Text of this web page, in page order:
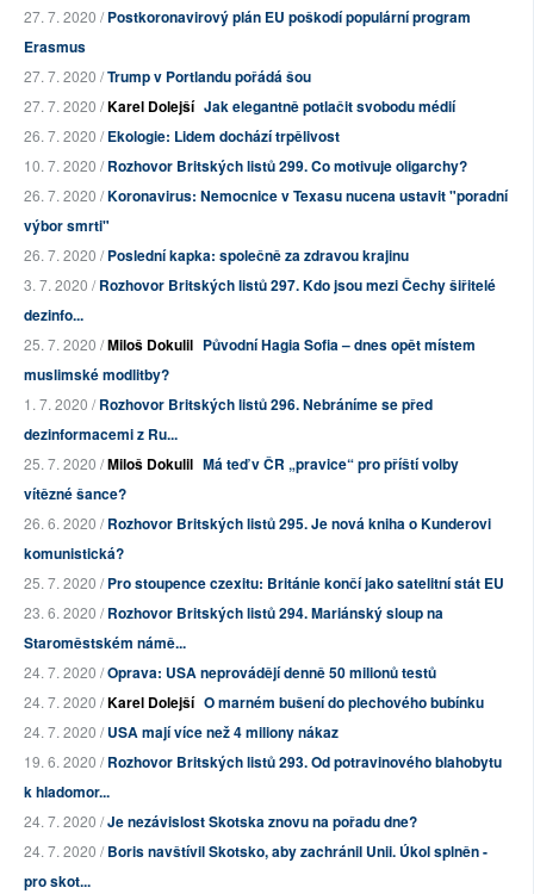
27. 7. 2020 /Postkoronavirový plán EU poškodí populární program
Erasmus
27. 7. 2020 /Trump v Portlandu pořádá šou
27. 7. 2020 /Karel Dolejší Jak elegantně potlačit svobodu médií
26. 7. 2020 /Ekologie: Lidem dochází trpělivost
10. 7. 2020 /Rozhovor Britských listů 299. Co motivuje oligarchy?
26. 7. 2020 /Koronavirus: Nemocnice v Texasu nucena ustavit "poradní
výbor smrti"
26. 7. 2020 /Poslední kapka: společně za zdravou krajinu
3. 7. 2020 /Rozhovor Britských listů 297. Kdo jsou mezi Čechy šiřitelé
dezinfo...
25. 7. 2020 /Miloš Dokulil Původní Hagia Sofia – dnes opět místem
muslimské modlitby?
1. 7. 2020 /Rozhovor Britských listů 296. Nebráníme se před
dezinformacemi z Ru...
25. 7. 2020 /Miloš Dokulil Má teď v ČR „pravice“ pro příští volby
vítězné šance?
26. 6. 2020 /Rozhovor Britských listů 295. Je nová kniha o Kunderovi
komunistická?
25. 7. 2020 /Pro stoupence czexitu: Británie končí jako satelitní stát EU
23. 6. 2020 /Rozhovor Britských listů 294. Mariánský sloup na
Staroměstském námě...
24. 7. 2020 /Oprava: USA neprovádějí denně 50 milionů testů
24. 7. 2020 /Karel Dolejší O marném bušení do plechového bubínku
24. 7. 2020 /USA mají více než 4 miliony nákaz
19. 6. 2020 /Rozhovor Britských listů 293. Od potravinového blahobytu
k hladomor...
24. 7. 2020 /Je nezávislost Skotska znovu na pořadu dne?
24. 7. 2020 /Boris navštívil Skotsko, aby zachránil Unii. Úkol splněn -
pro skot...